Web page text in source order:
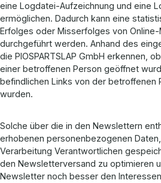
eine Logdatei-Aufzeichnung und eine
ermöglichen. Dadurch kann eine
Erfolges oder Misserfolges von
durchgeführt werden. Anhand des
die PIOSPARTSLAP GmbH erkennen,
einer betroffenen Person geöffnet
befindlichen Links von der betroffenen
wurden.
Solche über die in den Newslettern
erhobenen personenbezogenen
Verarbeitung Verantwortlichen
den Newsletterversand zu optimieren
Newsletter noch besser den